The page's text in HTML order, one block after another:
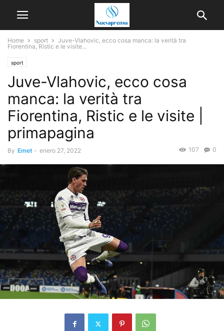
Home sport
Juve-Vlahovic, ecco cosa manca: la verità tra
Fiorentina, Ristic e le visite...
sport
Juve-Vlahovic, ecco cosa
manca: la verità tra
Fiorentina, Ristic e le visite |
primapagina
By Emet - enero 27, 2022 0
107